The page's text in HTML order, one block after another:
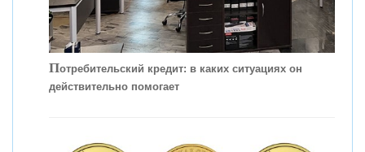
Потребительский кредит: в каких ситуациях он
действительно помогает